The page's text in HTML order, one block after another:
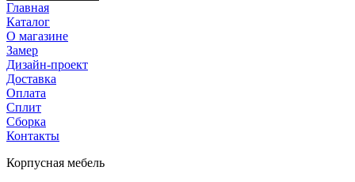
Главная
Каталог
О магазине
Замер
Дизайн-проект
Доставка
Оплата
Сплит
Сборка
Контакты
Корпусная мебель